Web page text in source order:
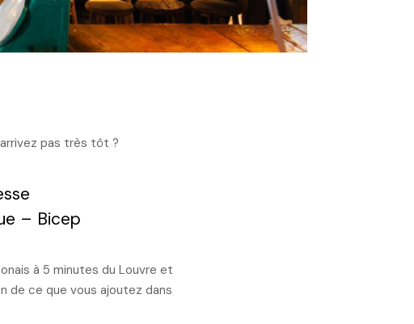
pas très tôt ?
– Bicep
à 5 minutes du Louvre et
de ce que vous ajoutez dans